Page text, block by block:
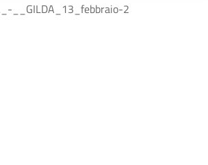
__GILDA_13_febbraio-2